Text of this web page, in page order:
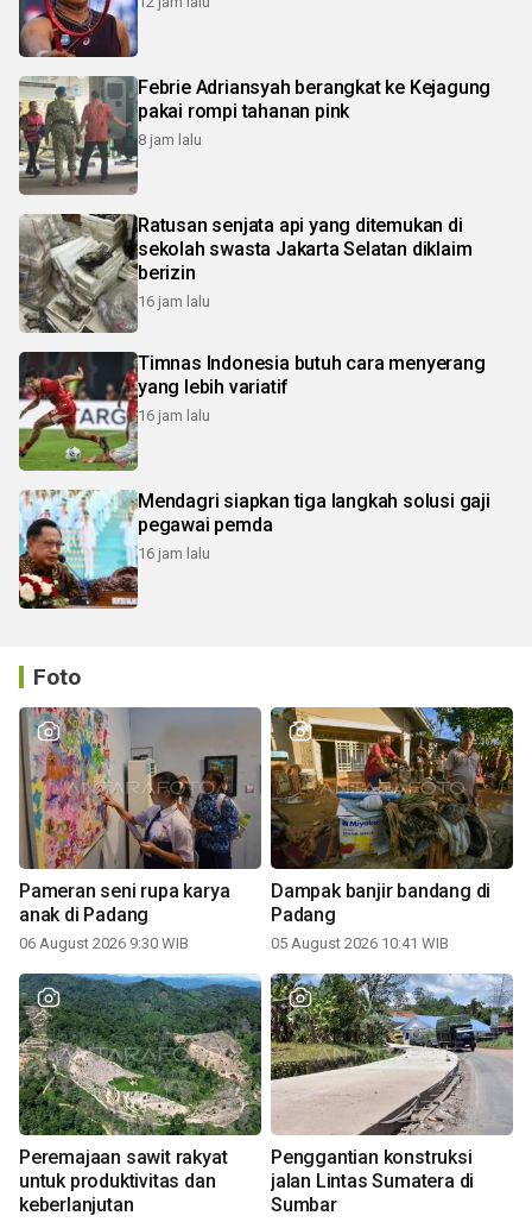
Febrie Adriansyah berangkat ke Kejagung
pakai rompi tahanan pink
8 jam lalu
Ratusan senjata api yang ditemukan di
sekolah swasta Jakarta Selatan diklaim
berizin
16 jam lalu
Timnas Indonesia butuh cara menyerang
yang lebih variatif
16 jam lalu
Mendagri siapkan tiga langkah solusi gaji
pegawai pemda
16 jam lalu
Foto
Pameran seni rupa karya
anak di Padang
06 August 2026 9:30 WIB
Dampak banjir bandang di
Padang
05 August 2026 10:41 WIB
Peremajaan sawit rakyat
untuk produktivitas dan
keberlanjutan
Penggantian konstruksi
jalan Lintas Sumatera di
Sumbar